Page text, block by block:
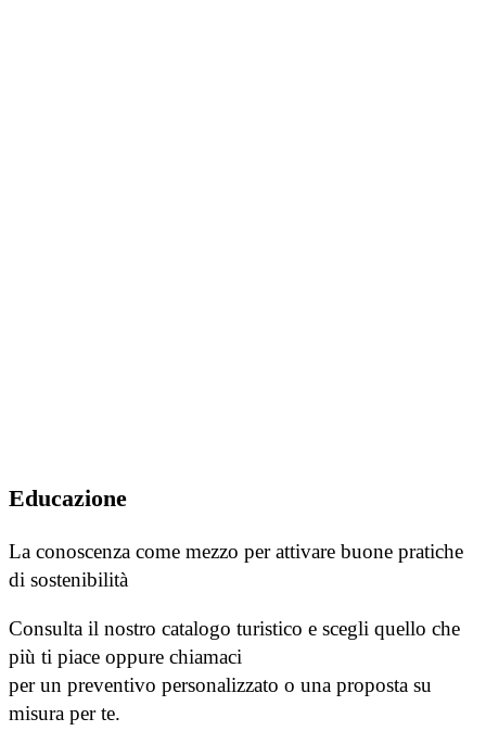
Educazione
La conoscenza come mezzo per attivare buone pratiche
di sostenibilità
Consulta il nostro catalogo turistico e scegli quello che
più ti piace oppure chiamaci
per un preventivo personalizzato o una proposta su
misura per te.